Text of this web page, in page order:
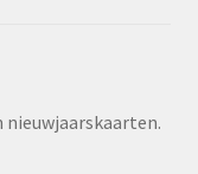
nieuwjaarskaarten.